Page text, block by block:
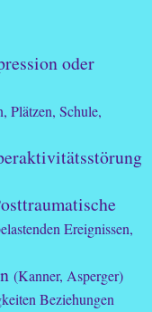
oder
Plätzen, Schule,
Ereignissen,
(Kanner, Asperger)
Beziehungen